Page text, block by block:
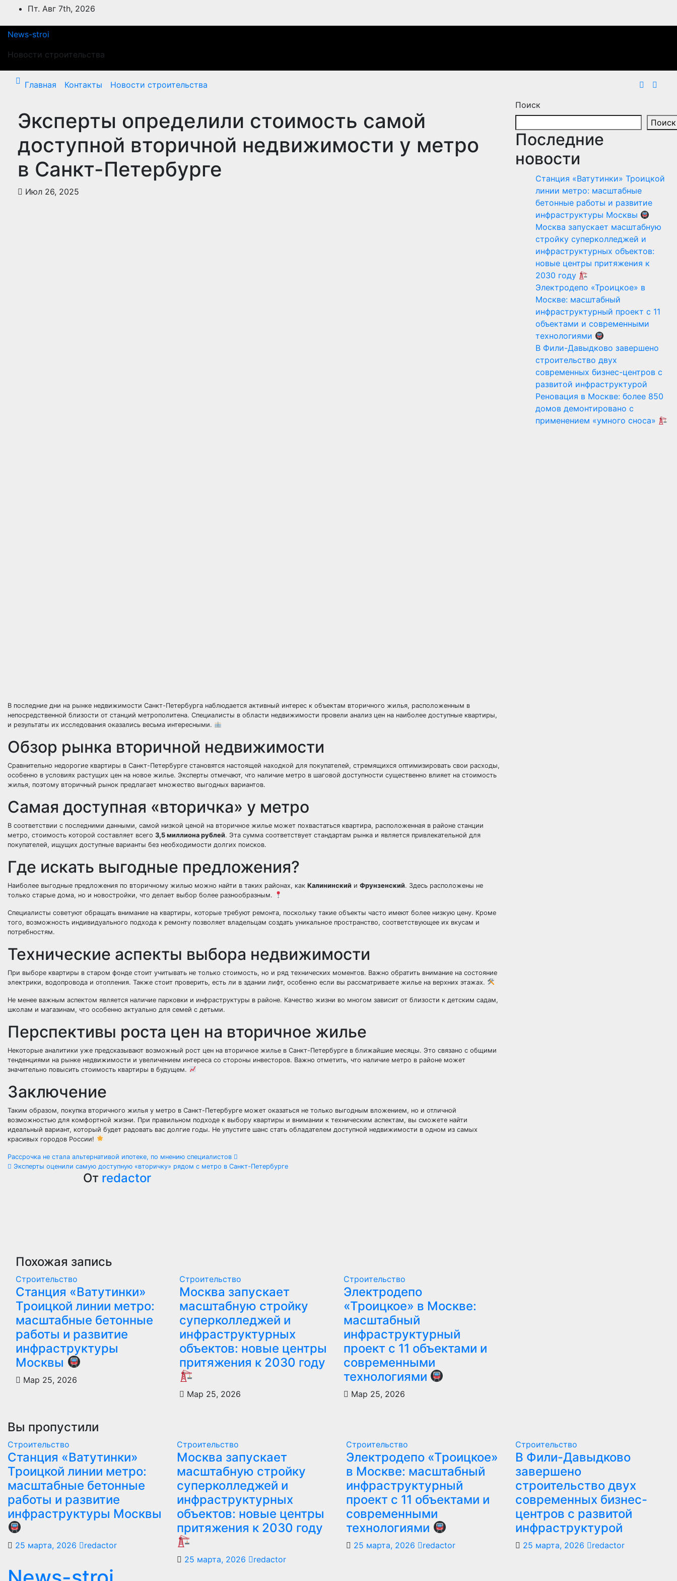
Перейти
содержимому
Пт. Авг 7th, 2026
News-stroi
Новости строительства
Главная Контакты Новости строительства
Эксперты определили стоимость самой
доступной вторичной недвижимости у метро
в Санкт-Петербурге
Июл 26, 2025
В последние дни на рынке недвижимости Санкт-Петербурга наблюдается активный интерес к объектам вторичного жилья, расположенным в
непосредственной близости от станций метрополитена. Специалисты в области недвижимости провели анализ цен на наиболее доступные квартиры,
и результаты их исследования оказались весьма интересными.
Обзор рынка вторичной недвижимости
Сравнительно недорогие квартиры в Санкт-Петербурге становятся настоящей находкой для покупателей, стремящихся оптимизировать свои расходы,
особенно в условиях растущих цен на новое жилье. Эксперты отмечают, что наличие метро в шаговой доступности существенно влияет на стоимость
жилья, поэтому вторичный рынок предлагает множество выгодных вариантов.
Самая доступная «вторичка» у метро
В соответствии с последними данными, самой низкой ценой на вторичное жилье может похвастаться квартира, расположенная в районе станции
метро, стоимость которой составляет всего 3,5 миллиона рублей. Эта сумма соответствует стандартам рынка и является привлекательной для
покупателей, ищущих доступные варианты без необходимости долгих поисков.
Где искать выгодные предложения?
Наиболее выгодные предложения по вторичному жилью можно найти в таких районах, как Калининский и Фрунзенский. Здесь расположены не
только старые дома, но и новостройки, что делает выбор более разнообразным.
Специалисты советуют обращать внимание на квартиры, которые требуют ремонта, поскольку такие объекты часто имеют более низкую цену. Кроме
того, возможность индивидуального подхода к ремонту позволяет владельцам создать уникальное пространство, соответствующее их вкусам и
потребностям.
Технические аспекты выбора недвижимости
При выборе квартиры в старом фонде стоит учитывать не только стоимость, но и ряд технических моментов. Важно обратить внимание на состояние
электрики, водопровода и отопления. Также стоит проверить, есть ли в здании лифт, особенно если вы рассматриваете жилье на верхних этажах.
Не менее важным аспектом является наличие парковки и инфраструктуры в районе. Качество жизни во многом зависит от близости к детским садам,
школам и магазинам, что особенно актуально для семей с детьми.
Перспективы роста цен на вторичное жилье
Некоторые аналитики уже предсказывают возможный рост цен на вторичное жилье в Санкт-Петербурге в ближайшие месяцы. Это связано с общими
тенденциями на рынке недвижимости и увеличением интереса со стороны инвесторов. Важно отметить, что наличие метро в районе может
значительно повысить стоимость квартиры в будущем.
Заключение
Таким образом, покупка вторичного жилья у метро в Санкт-Петербурге может оказаться не только выгодным вложением, но и отличной
возможностью для комфортной жизни. При правильном подходе к выбору квартиры и внимании к техническим аспектам, вы сможете найти
идеальный вариант, который будет радовать вас долгие годы. Не упустите шанс стать обладателем доступной недвижимости в одном из самых
красивых городов России!
Навигация
Рассрочка не стала альтернативой ипотеке, по мнению специалистов
Эксперты оценили самую доступную «вторичку» рядом с метро в Санкт-Петербурге
От redactor
Похожая запись
Строительство
Станция «Ватутинки»
Троицкой линии метро:
масштабные бетонные
работы и развитие
инфраструктуры
Москвы
Мар 25, 2026
Строительство
Москва запускает
масштабную стройку
суперколледжей и
инфраструктурных
объектов: новые центры
притяжения к 2030 году
Мар 25, 2026
Строительство
Электродепо
«Троицкое» в Москве:
масштабный
инфраструктурный
проект с 11 объектами и
современными
технологиями
Мар 25, 2026
Поиск
Поиск
Последние
новости
Станция «Ватутинки» Троицкой
линии метро: масштабные
бетонные работы и развитие
инфраструктуры Москвы
Москва запускает масштабную
стройку суперколледжей и
инфраструктурных объектов:
новые центры притяжения к
2030 году
Электродепо «Троицкое» в
Москве: масштабный
инфраструктурный проект с 11
объектами и современными
технологиями
В Фили-Давыдково завершено
строительство двух
современных бизнес-центров с
развитой инфраструктурой
Реновация в Москве: более 850
домов демонтировано с
применением «умного сноса»
Вы пропустили
Строительство
Станция «Ватутинки»
Троицкой линии метро:
масштабные бетонные
работы и развитие
инфраструктуры Москвы
25 марта, 2026 redactor
Строительство
Москва запускает
масштабную стройку
суперколледжей и
инфраструктурных
объектов: новые центры
притяжения к 2030 году
25 марта, 2026 redactor
Строительство
Электродепо «Троицкое»
в Москве: масштабный
инфраструктурный
проект с 11 объектами и
современными
технологиями
25 марта, 2026 redactor
Строительство
В Фили-Давыдково
завершено
строительство двух
современных бизнес-
центров с развитой
инфраструктурой
25 марта, 2026 redactor